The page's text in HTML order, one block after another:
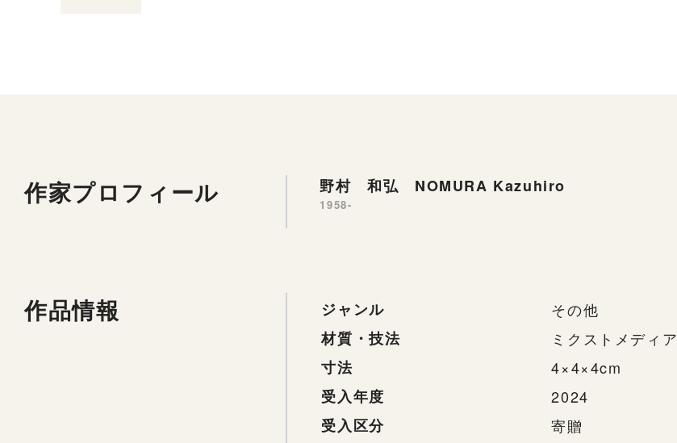
作家プロフィール 野村 和弘 NOMURA Kazuhiro
1958-
作品情報 ジャンル
その他
材質・技法
ミクストメディア
寸法
4×4×4cm
受入年度
2024
受入区分
寄贈